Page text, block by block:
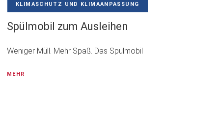
KLIMASCHUTZ UND KLIMAANPASSUNG
Spülmobil zum Ausleihen
Weniger Müll. Mehr Spaß. Das Spülmobil
MEHR